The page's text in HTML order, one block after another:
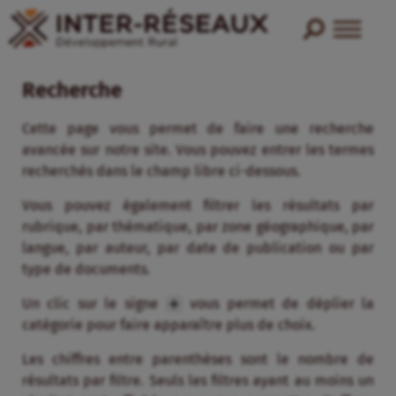
Recherche
Cette page vous permet de faire une recherche
avancée sur notre site. Vous pouvez entrer les termes
recherchés dans le champ libre ci-dessous.
Vous pouvez également filtrer les résultats par
rubrique, par thématique, par zone géographique, par
langue, par auteur, par date de publication ou par
type de documents.
Un clic sur le signe
vous permet de déplier la
catégorie pour faire apparaître plus de choix.
Les chiffres entre parenthèses sont le nombre de
résultats par filtre. Seuls les filtres ayant au moins un